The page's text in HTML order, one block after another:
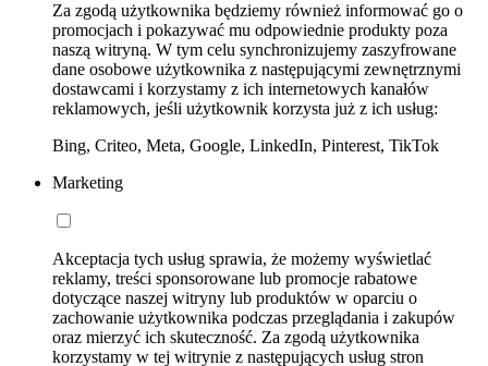
Za zgodą użytkownika będziemy również informować go o
promocjach i pokazywać mu odpowiednie produkty poza
naszą witryną. W tym celu synchronizujemy zaszyfrowane
dane osobowe użytkownika z następującymi zewnętrznymi
dostawcami i korzystamy z ich internetowych kanałów
reklamowych, jeśli użytkownik korzysta już z ich usług:
Bing, Criteo, Meta, Google, LinkedIn, Pinterest, TikTok
Marketing
Akceptacja tych usług sprawia, że możemy wyświetlać
reklamy, treści sponsorowane lub promocje rabatowe
dotyczące naszej witryny lub produktów w oparciu o
zachowanie użytkownika podczas przeglądania i zakupów
oraz mierzyć ich skuteczność. Za zgodą użytkownika
korzystamy w tej witrynie z następujących usług stron